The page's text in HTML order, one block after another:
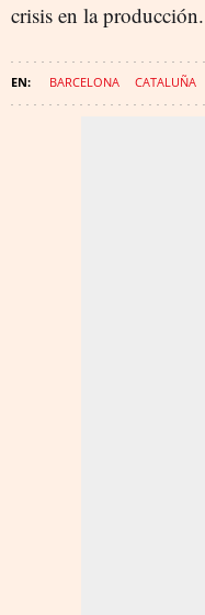
crisis en la producción.
BARCELONA CATALUÑA